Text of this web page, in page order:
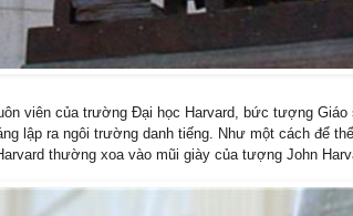
viên của trường Đại học Harvard, bức tượng
lập ra ngôi trường danh tiếng. Như một cách để
thường xoa vào mũi giày của tượng John